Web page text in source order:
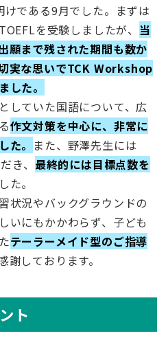
である9月でした。まずは
を受験しましたが、 当
願まで残された期間も数か
実な思いでTCK Workshop
した。
していた国語について、広
作文対策を中心に、非常に
た。 また、野澤先生には
き、 最終的には目標点数を
た。
状況やバックグラウンドの
いにもかかわらず、子ども
テーラーメイド型のご指導
しております。
ト